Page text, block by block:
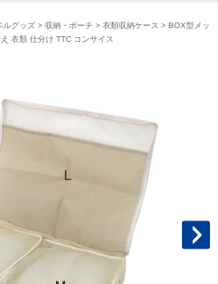
ルグッズ> 収納・ポーチ > 衣類収納ケース > BOX型メッ
衣類 仕分け TTC コンサイス